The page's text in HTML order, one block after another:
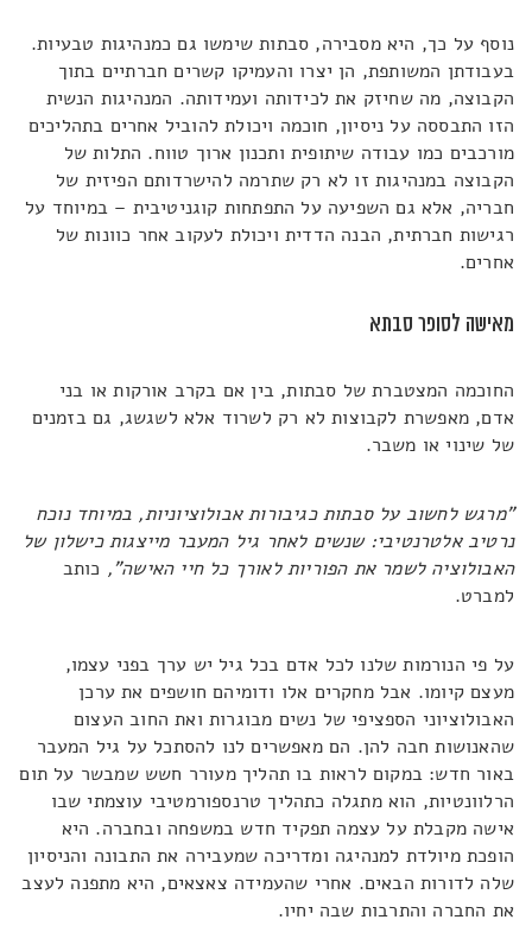
נוסף על כך, היא מסבירה, סבתות שימשו גם כמנהיגות טבעיות.
בעבודתן המשותפת, הן יצרו והעמיקו קשרים חברתיים בתוך
הקבוצה, מה שחיזק את לכידותה ועמידותה. המנהיגות הנשית
הזו התבססה על ניסיון, חוכמה ויכולת להוביל אחרים בתהליכים
מורכבים כמו עבודה שיתופית ותכנון ארוך טווח. התלות של
הקבוצה במנהיגות זו לא רק שתרמה להישרדותם הפיזית של
חבריה, אלא גם השפיעה על התפתחות קוגניטיבית – במיוחד על
רגישות חברתית, הבנה הדדית ויכולת לעקוב אחר כוונות של
אחרים.
מאישה לסופר סבתא
החוכמה המצטברת של סבתות, בין אם בקרב אורקות או בני
אדם, מאפשרת לקבוצות לא רק לשרוד אלא לשגשג, גם בזמנים
של שינוי או משבר.
"מרגש לחשוב על סבתות כגיבורות אבולוציוניות, במיוחד נוכח
נרטיב אלטרנטיבי: שנשים לאחר גיל המעבר מייצגות כישלון של
האבולוציה לשמר את הפוריות לאורך כל חיי האישה", כותב
למברט.
על פי הנורמות שלנו לכל אדם בכל גיל יש ערך בפני עצמו,
מעצם קיומו. אבל מחקרים אלו ודומיהם חושפים את ערכן
האבולוציוני הספציפי של נשים מבוגרות ואת החוב העצום
שהאנושות חבה להן. הם מאפשרים לנו להסתכל על גיל המעבר
באור חדש:במקום לראות בו תהליך מעורר חשש שמבשר על תום
הרלוונטיות, הוא מתגלה כתהליך טרנספורמטיבי עוצמתי שבו
אישה מקבלת על עצמה תפקיד חדש במשפחה ובחברה. היא
הופכת מיולדת למנהיגה ומדריכה שמעבירה את התבונה והניסיון
שלה לדורות הבאים. אחרי שהעמידה צאצאים, היא מתפנה לעצב
את החברה והתרבות שבה יחיו.